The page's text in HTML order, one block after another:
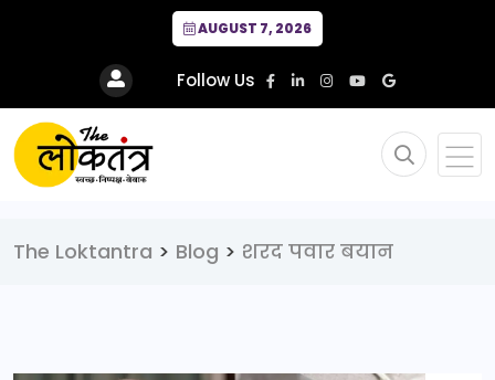
AUGUST 7, 2026
Follow Us
The Loktantra > Blog > शरद पवार बयान